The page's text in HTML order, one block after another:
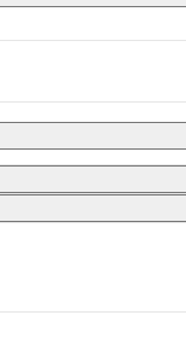
PO ÚT
1
7 8
5 670 5 670